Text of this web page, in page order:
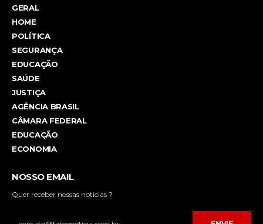
GERAL
HOME
POLÍTICA
SEGURANÇA
EDUCAÇÃO
SAÚDE
JUSTIÇA
AGÊNCIA BRASIL
CÂMARA FEDERAL
EDUCAÇÃO
ECONOMIA
NOSSO EMAIL
Quer receber nossas noticias ?